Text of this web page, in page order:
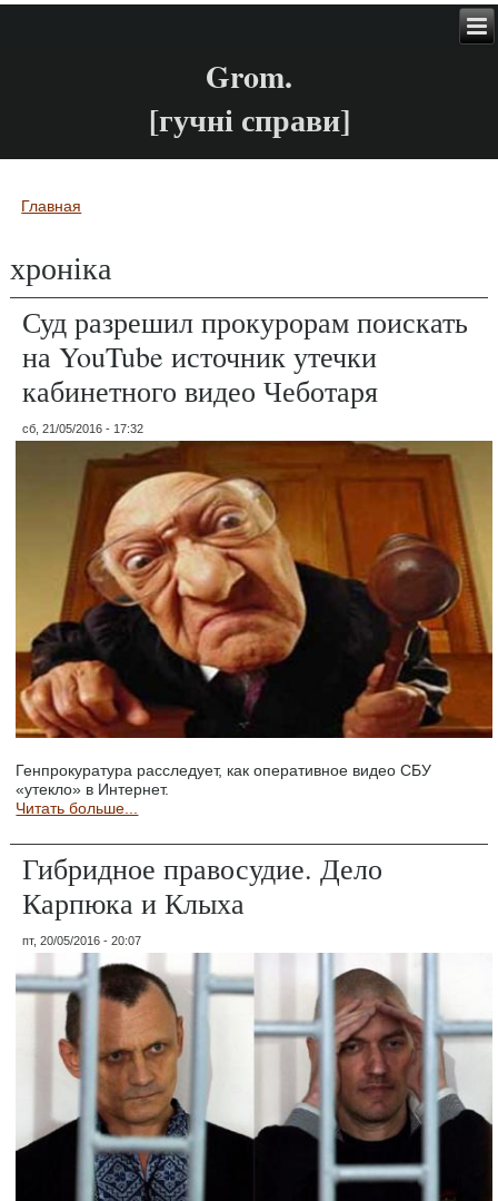
Grom.
[гучні справи]
Вы здесь
Главная
хроніка
Суд разрешил прокурорам поискать
на YouTube источник утечки
кабинетного видео Чеботаря
сб, 21/05/2016 - 17:32
Генпрокуратура расследует, как оперативное видео СБУ
«утекло» в Интернет.
Читать больше...
Гибридное правосудие. Дело
Карпюка и Клыха
пт, 20/05/2016 - 20:07